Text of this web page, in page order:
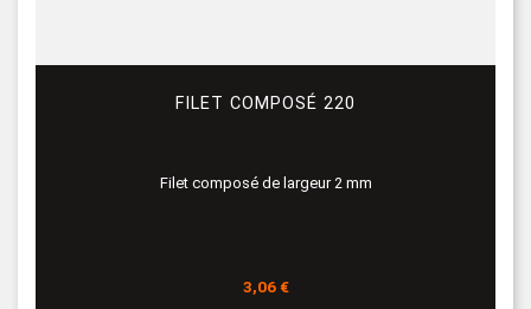
FILET COMPOSÉ 220
Filet composé de largeur 2 mm
Prix
3,06 €